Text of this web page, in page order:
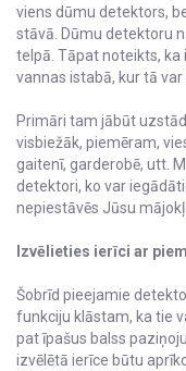
viens dūmu detektors,
stāvā. Dūmu detektoru
telpā. Tāpat noteikts,
vannas istabā, kur tā
Primāri tam jābūt
visbiežāk, piemēram,
gaitenī, garderobē, utt.
detektori, ko var
nepiestāvēs Jūsu
Izvēlieties ierīci ar
Šobrīd pieejamie
funkciju klāstam, ka tie
pat īpašus balss
izvēlētā ierīce būtu